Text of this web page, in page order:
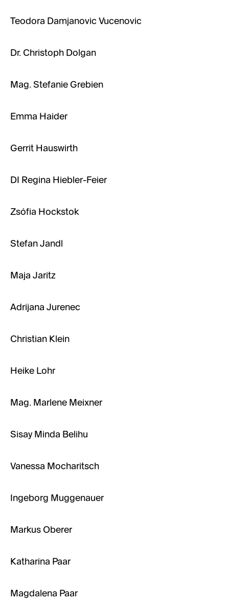
Teodora Damjanovic Vucenovic
Dr. Christoph Dolgan
Mag. Stefanie Grebien
Emma Haider
Gerrit Hauswirth
DI Regina Hiebler-Feier
Zsófia Hockstok
Stefan Jandl
Maja Jaritz
Adrijana Jurenec
Christian Klein
Heike Lohr
Mag. Marlene Meixner
Sisay Minda Belihu
Vanessa Mocharitsch
Ingeborg Muggenauer
Markus Oberer
Katharina Paar
Magdalena Paar